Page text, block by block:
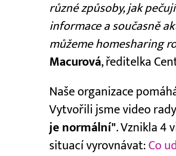
různé způsoby, jak
informace a současně
můžeme homesharing
Macurová, ředitelka
Naše organizace
Vytvořili jsme video
je normální". Vznikla 4
situací vyrovnávat: Co